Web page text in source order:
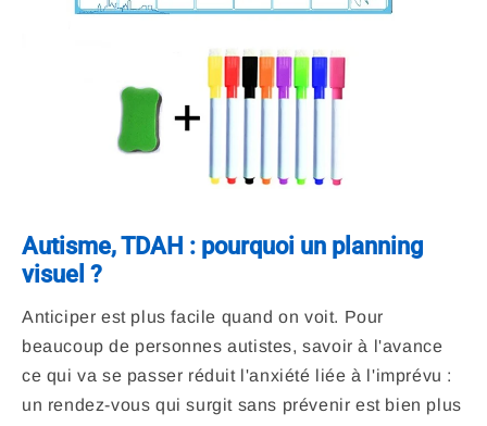
Autisme, TDAH : pourquoi un planning
visuel ?
Anticiper est plus facile quand on voit. Pour
beaucoup de personnes autistes, savoir à l'avance
ce qui va se passer réduit l'anxiété liée à l'imprévu :
un rendez-vous qui surgit sans prévenir est bien plus